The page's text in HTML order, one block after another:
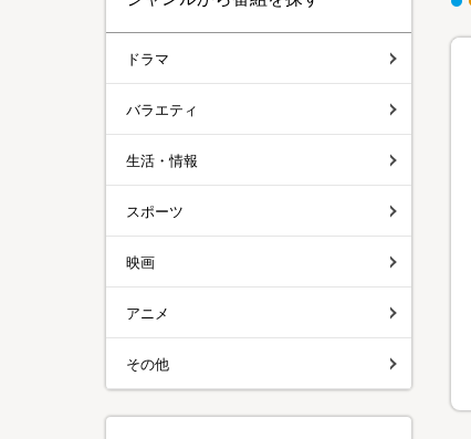
ドラマ
バラエティ
生活・情報
スポーツ
映画
アニメ
その他